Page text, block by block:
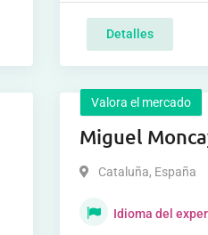
Detalles
Valora el mercado
Miguel
Cataluña, España
Idioma del